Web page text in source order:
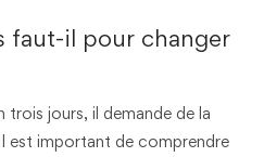
faut-il pour changer
trois jours, il demande de la
est important de comprendre